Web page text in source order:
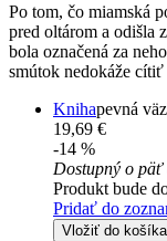
Po tom, čo miamská
pred oltárom a odišla
bola označená za
smútok nedokáže
Knihapevná
19,69 €
-14 %
Dostupný o päť
Produkt bude
Pridať do
Vložiť do košíka